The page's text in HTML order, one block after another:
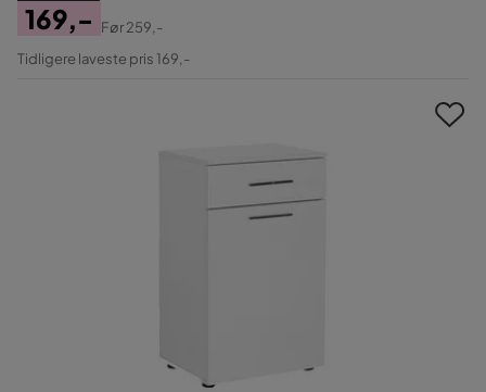
Pris
169,-
Original
Før259,-
Tidligere laveste pris 169,-